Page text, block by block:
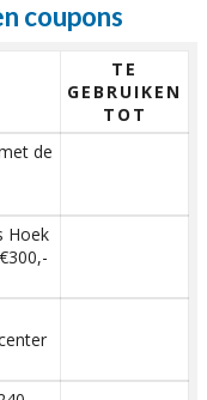
coupons
TE
GEBRUIKEN
TOT
de
Hoek